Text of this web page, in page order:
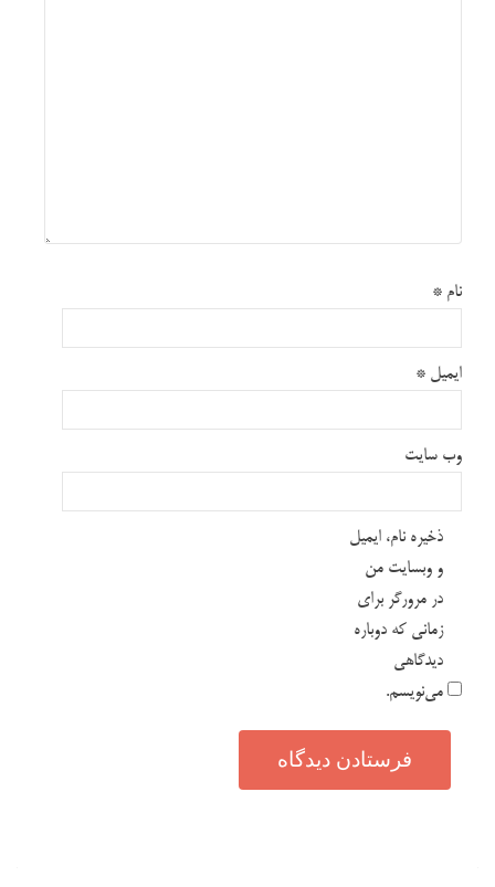
نام *
ایمیل *
وب‌ سایت
ذخیره نام، ایمیل
و وبسایت من
در مرورگر برای
زمانی که دوباره
دیدگاهی
می‌نویسم.